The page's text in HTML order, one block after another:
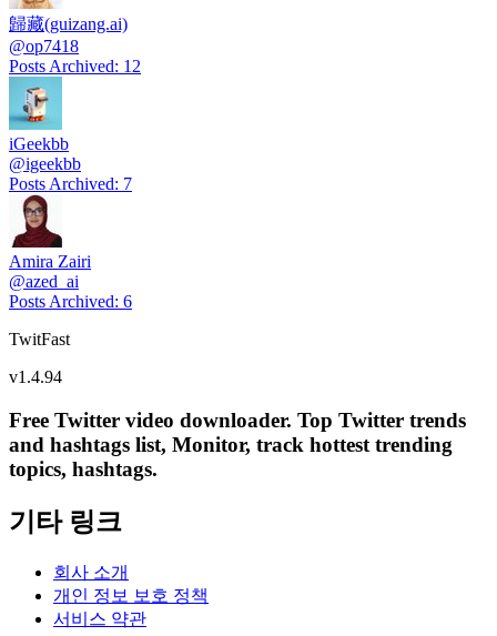
歸藏(guizang.ai)
@op7418
Posts Archived: 12
iGeekbb
@igeekbb
Posts Archived: 7
Amira Zairi
@azed_ai
Posts Archived: 6
TwitFast
v1.4.94
Free Twitter video downloader. Top Twitter trends
and hashtags list, Monitor, track hottest trending
topics, hashtags.
기타 링크
회사 소개
개인 정보 보호 정책
서비스 약관